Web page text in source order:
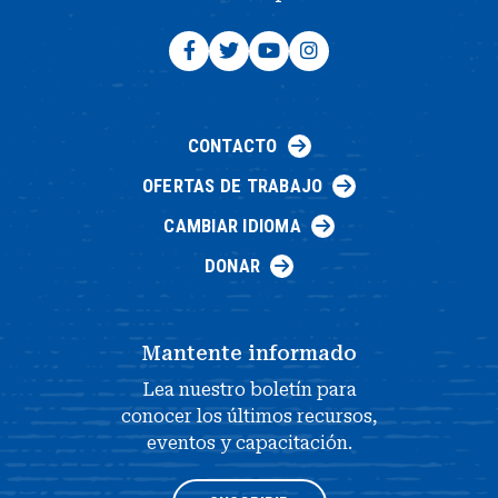
CONTACTO
OFERTAS DE TRABAJO
CAMBIAR IDIOMA
DONAR
Mantente informado
Lea nuestro boletín para
conocer los últimos recursos,
eventos y capacitación.